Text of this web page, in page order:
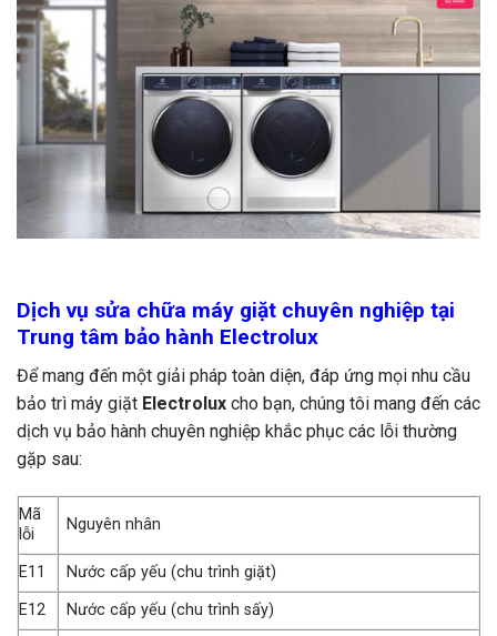
Dịch vụ sửa chữa máy giặt chuyên nghiệp tại
Trung tâm bảo hành Electrolux
Để mang đến một giải pháp toàn diện, đáp ứng mọi nhu cầu
bảo trì máy giặt Electrolux cho bạn, chúng tôi mang đến các
dịch vụ bảo hành chuyên nghiệp khắc phục các lỗi thường
gặp sau:
Mã
lỗi
Nguyên nhân
E11
Nước cấp yếu (chu trình giặt)
E12
Nước cấp yếu (chu trình sấy)